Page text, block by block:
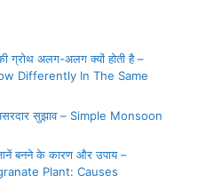
ग्रोथ अलग-अलग क्यों होती है –
Differently In The Same
सुझाव – Simple Monsoon
जानें बनने के कारण और उपाय –
Plant: Causes